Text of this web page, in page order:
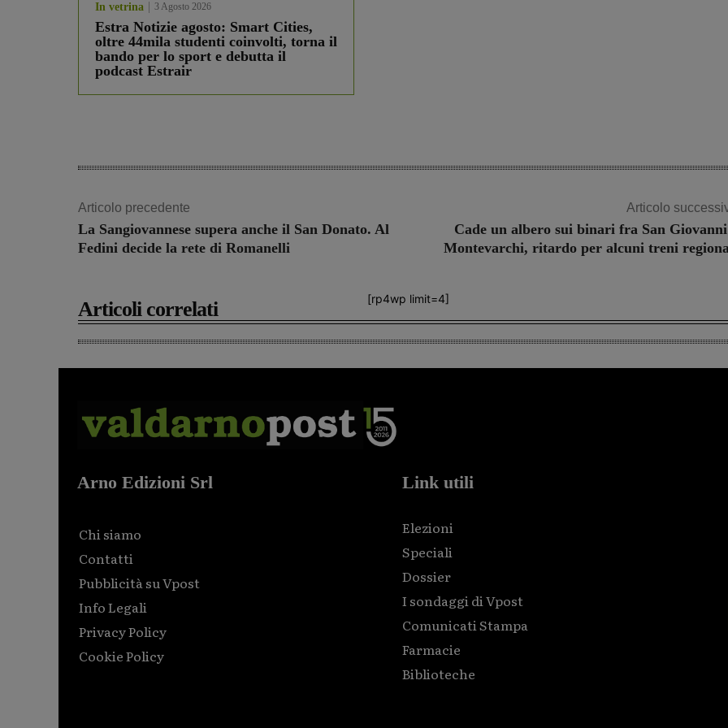
In vetrina 3 Agosto 2026
Estra Notizie agosto: Smart Cities,
oltre 44mila studenti coinvolti, torna il
bando per lo sport e debutta il
podcast Estrair
Articolo precedente
La Sangiovannese supera anche il San Donato. Al
Fedini decide la rete di Romanelli
Articolo
Cade un albero sui binari fra San
Montevarchi, ritardo per alcuni treni
[rp4wp limit=4]
Articoli correlati
Arno Edizioni Srl
Chi siamo
Contatti
Pubblicità su Vpost
Info Legali
Privacy Policy
Cookie Policy
Link utili
Elezioni
Speciali
Dossier
I sondaggi di Vpost
Comunicati Stampa
Farmacie
Biblioteche